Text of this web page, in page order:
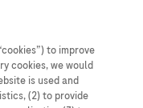
to improve
cookies, we would
is used and
(2) to provide